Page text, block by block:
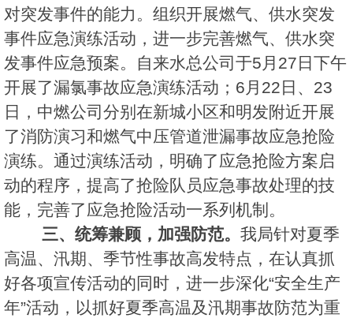
对突发事件的能力。组织开展燃气、供水突发
事件应急演练活动，进一步完善燃气、供水突
发事件应急预案。自来水总公司于5月27日下午
开展了漏氯事故应急演练活动；6月22日、23
日，中燃公司分别在新城小区和明发附近开展
了消防演习和燃气中压管道泄漏事故应急抢险
演练。通过演练活动，明确了应急抢险方案启
动的程序，提高了抢险队员应急事故处理的技
能，完善了应急抢险活动一系列机制。
三、统筹兼顾，加强防范。 我局针对夏季
高温、汛期、季节性事故高发特点，在认真抓
好各项宣传活动的同时，进一步深化“安全生产
年”活动，以抓好夏季高温及汛期事故防范为重